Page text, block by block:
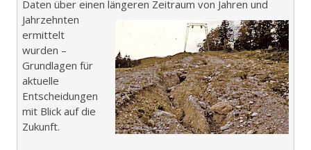
Daten über einen längeren Zeitraum von Jahren und
Jahrzehnten
ermittelt
wurden –
Grundlagen für
aktuelle
Entscheidungen
mit Blick auf die
Zukunft.